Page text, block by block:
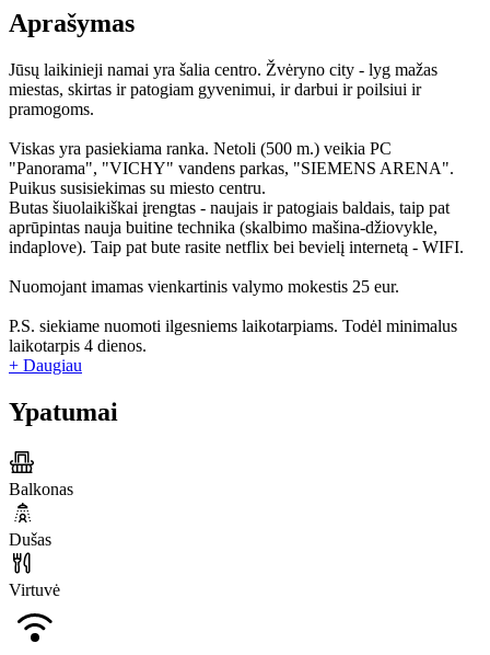
Aprašymas
Jūsų laikinieji namai yra šalia centro. Žvėryno city - lyg mažas
miestas, skirtas ir patogiam gyvenimui, ir darbui ir poilsiui ir
pramogoms.
Viskas yra pasiekiama ranka. Netoli (500 m.) veikia PC
"Panorama", "VICHY" vandens parkas, "SIEMENS ARENA".
Puikus susisiekimas su miesto centru.
Butas šiuolaikiškai įrengtas - naujais ir patogiais baldais, taip pat
aprūpintas nauja buitine technika (skalbimo mašina-džiovykle,
indaplove). Taip pat bute rasite netflix bei bevielį internetą - WIFI.
Nuomojant imamas vienkartinis valymo mokestis 25 eur.
P.S. siekiame nuomoti ilgesniems laikotarpiams. Todėl minimalus
laikotarpis 4 dienos.
+ Daugiau
Ypatumai
Balkonas
Dušas
Virtuvė